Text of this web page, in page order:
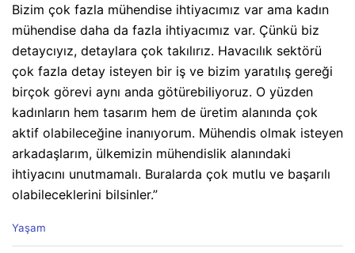
Bizim çok fazla mühendise ihtiyacımız var ama kadın
mühendise daha da fazla ihtiyacımız var. Çünkü biz
detaycıyız, detaylara çok takılırız. Havacılık sektörü
çok fazla detay isteyen bir iş ve bizim yaratılış gereği
birçok görevi aynı anda götürebiliyoruz. O yüzden
kadınların hem tasarım hem de üretim alanında çok
aktif olabileceğine inanıyorum. Mühendis olmak isteyen
arkadaşlarım, ülkemizin mühendislik alanındaki
ihtiyacını unutmamalı. Buralarda çok mutlu ve başarılı
olabileceklerini bilsinler.”
C
Yaşam